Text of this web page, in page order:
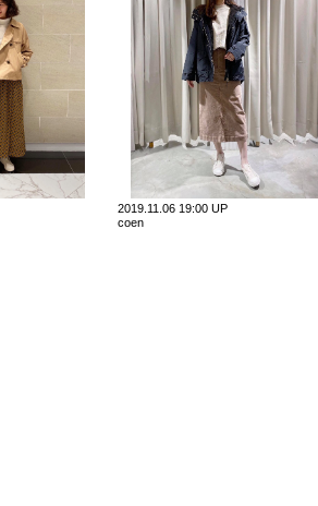
2019.11.06 19:00 UP
coen